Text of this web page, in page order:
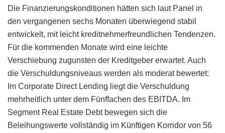
Die Finanzierungskonditionen hätten sich laut Panel in
den vergangenen sechs Monaten überwiegend stabil
entwickelt, mit leicht kreditnehmerfreundlichen Tendenzen.
Für die kommenden Monate wird eine leichte
Verschiebung zugunsten der Kreditgeber erwartet. Auch
die Verschuldungsniveaus werden als moderat bewertet:
Im Corporate Direct Lending liegt die Verschuldung
mehrheitlich unter dem Fünffachen des EBITDA. Im
Segment Real Estate Debt bewegen sich die
Beleihungswerte vollständig im Künftigen Korridor von 56